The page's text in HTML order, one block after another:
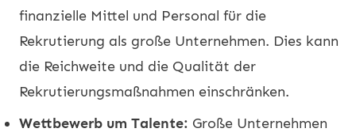
finanzielle Mittel und Personal für die
Rekrutierung als große Unternehmen. Dies kann
die Reichweite und die Qualität der
Rekrutierungsmaßnahmen einschränken.
Wettbewerb um Talente: Große Unternehmen